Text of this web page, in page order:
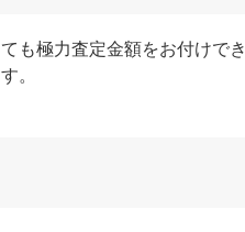
も極力査定金額をお付けでき
。